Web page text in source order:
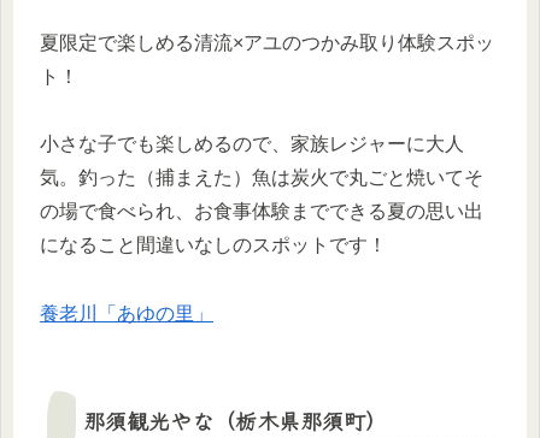
夏限定で楽しめる清流×アユのつかみ取り体験スポッ
ト！
小さな子でも楽しめるので、家族レジャーに大人
気。釣った（捕まえた）魚は炭火で丸ごと焼いてそ
の場で食べられ、お食事体験までできる夏の思い出
になること間違いなしのスポットです！
養老川「あゆの里」
那須観光やな（栃木県那須町）